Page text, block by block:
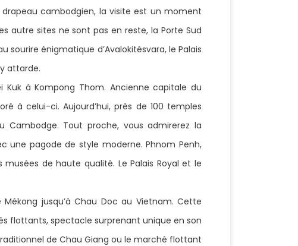
drapeau cambodgien, la visite est un moment
autre sites ne sont pas en reste, la Porte Sud
sourire énigmatique d’Avalokitésvara, le Palais
attarde.
à Kompong Thom. Ancienne capitale du
à celui-ci. Aujourd’hui, près de 100 temples
Cambodge. Tout proche, vous admirerez la
une pagode de style moderne. Phnom Penh,
de haute qualité. Le Palais Royal et le
jusqu’à Chau Doc au Vietnam. Cette
flottants, spectacle surprenant unique en son
de Chau Giang ou le marché flottant